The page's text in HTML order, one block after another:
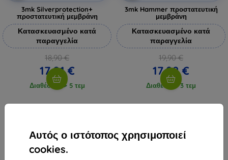
Αυτός ο ιστότοπος χρησιμοποιεί
cookies.
3mk Silverprotection+
προστατευτική μεμβράνη
Κατασκευασμένο κατά
παραγγελία
18,90 €
17,01 €
Διαθέσιμο > 5 τεμ
3mk Hammer προστατευτική
μεμβράνη
Κατασκευασμένο κατά
παραγγελία
19,90 €
17,92 €
Διαθέσιμο 3 τεμ